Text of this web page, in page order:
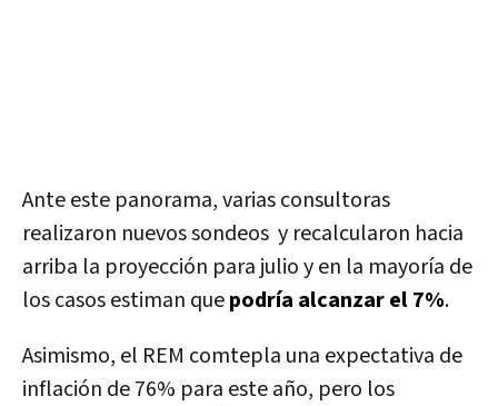
Ante este panorama, varias consultoras
realizaron nuevos sondeos y recalcularon hacia
arriba la proyección para julio y en la mayoría de
los casos estiman quepodría alcanzar el 7%.
Asimismo, el REM comtepla una expectativa de
inflación de 76% para este año, pero los